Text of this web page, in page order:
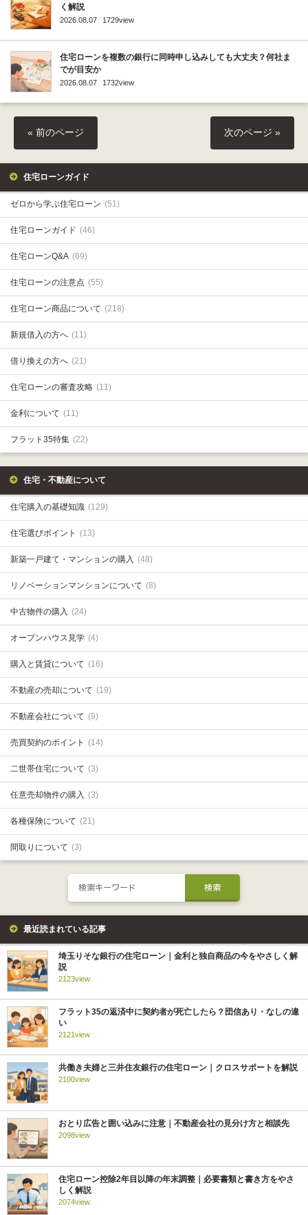
く解説
2026.08.07 1729view
住宅ローンを複数の銀行に同時申し込みしても大丈夫？何社ま
でが目安か
2026.08.07 1732view
« 前のページ 次のページ »
住宅ローンガイド
ゼロから学ぶ住宅ローン (51)
住宅ローンガイド (46)
住宅ローンQ&A (69)
住宅ローンの注意点 (55)
住宅ローン商品について (218)
新規借入の方へ (11)
借り換えの方へ (21)
住宅ローンの審査攻略 (11)
金利について (11)
フラット35特集 (22)
住宅・不動産について
住宅購入の基礎知識 (129)
住宅選びポイント (13)
新築一戸建て・マンションの購入 (48)
リノベーションマンションについて (8)
中古物件の購入 (24)
オープンハウス見学 (4)
購入と賃貸について (16)
不動産の売却について (19)
不動産会社について (9)
売買契約のポイント (14)
二世帯住宅について (3)
任意売却物件の購入 (3)
各種保険について (21)
間取りについて (3)
最近読まれている記事
埼玉りそな銀行の住宅ローン｜金利と独自商品の今をやさしく解
説
2123view
フラット35の返済中に契約者が死亡したら？団信あり・なしの違
い
2121view
共働き夫婦と三井住友銀行の住宅ローン｜クロスサポートを解説
2100view
おとり広告と囲い込みに注意｜不動産会社の見分け方と相談先
2098view
住宅ローン控除2年目以降の年末調整｜必要書類と書き方をやさ
しく解説
2074view